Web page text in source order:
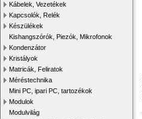
Kábelek, Vezetékek
Kapcsolók, Relék
Készülékek
Kishangszórók, Piezók, Mikrofonok
Kondenzátor
Kristályok
Matricák, Feliratok
Méréstechnika
Mini PC, ipari PC, tartozékok
Modulok
Modulvilág